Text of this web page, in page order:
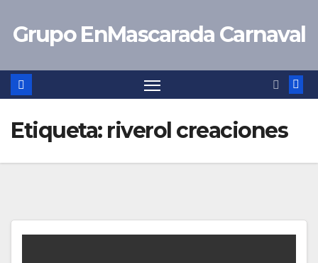
Grupo EnMascarada Carnaval
Etiqueta: riverol creaciones